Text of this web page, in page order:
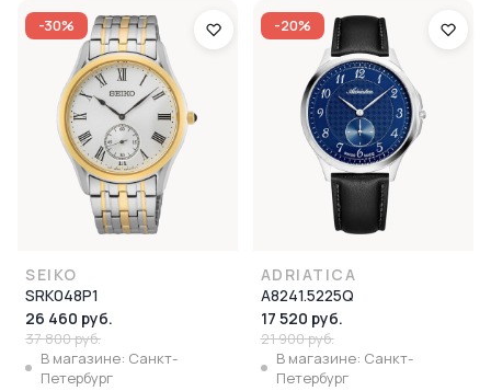
-30%
SEIKO
SRK048P1
26 460 руб.
37 800 руб.
В магазине: Санкт-
Петербург
-20%
ADRIATICA
A8241.5225Q
17 520 руб.
21 900 руб.
В магазине: Санкт-
Петербург